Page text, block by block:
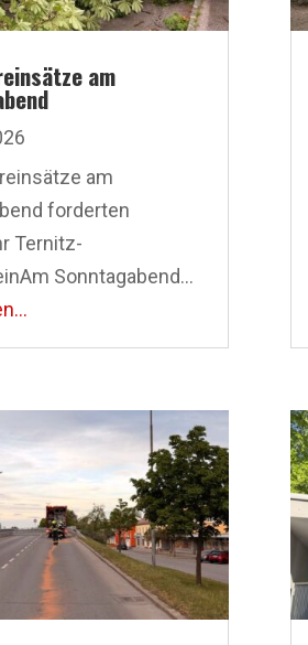
am
am
forderten
Ternitz-
Sonntagabend...